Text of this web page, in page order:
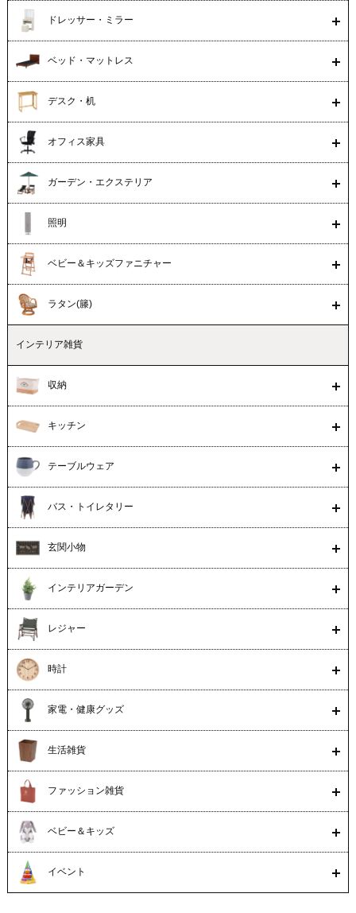
ドレッサー・ミラー
ベッド・マットレス
デスク・机
オフィス家具
ガーデン・エクステリア
照明
ベビー＆キッズファニチャー
ラタン(籐)
インテリア雑貨
収納
キッチン
テーブルウェア
バス・トイレタリー
玄関小物
インテリアガーデン
レジャー
時計
家電・健康グッズ
生活雑貨
ファッション雑貨
ベビー＆キッズ
イベント